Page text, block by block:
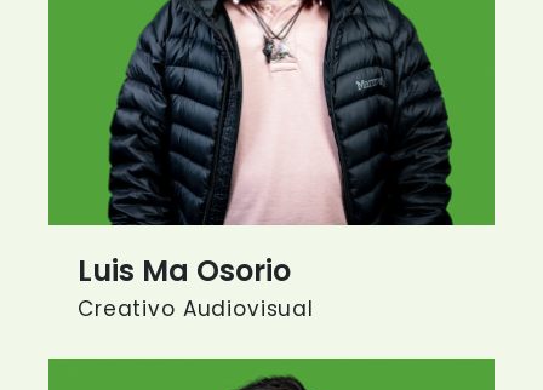
Luis Ma Osorio
Creativo Audiovisual